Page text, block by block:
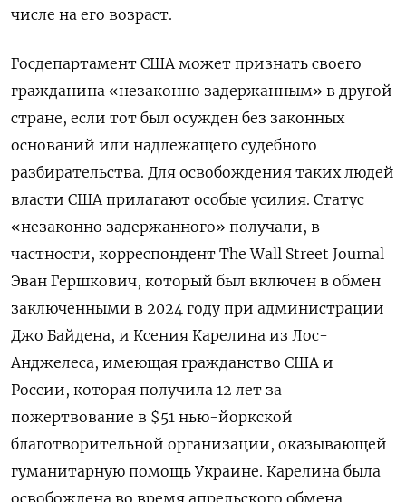
числе на его возраст.
Госдепартамент США может признать своего
гражданина «незаконно задержанным» в другой
стране, если тот был осужден без законных
оснований или надлежащего судебного
разбирательства. Для освобождения таких людей
власти США прилагают особые усилия. Статус
«незаконно задержанного» получали, в
частности, корреспондент The Wall Street Journal
Эван Гершкович, который был включен в обмен
заключенными в 2024 году при администрации
Джо Байдена, и Ксения Карелина из Лос-
Анджелеса, имеющая гражданство США и
России, которая получила 12 лет за
пожертвование в $51 нью-йоркской
благотворительной организации, оказывающей
гуманитарную помощь Украине. Карелина была
освобождена во время апрельского обмена